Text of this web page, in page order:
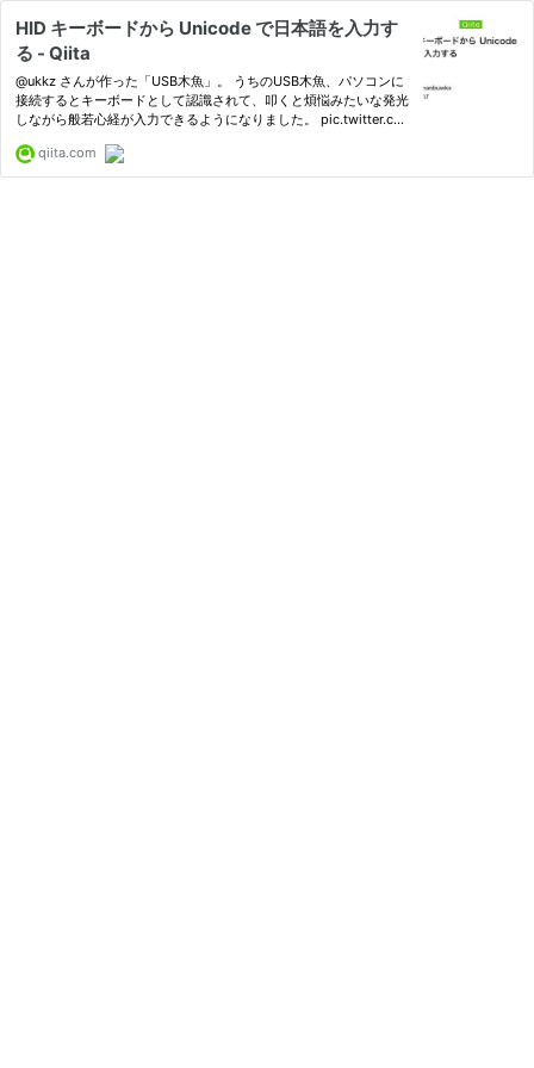
HID キーボードから Unicode で日本語を入力す
る - Qiita
@ukkz さんが作った「USB木魚」。 うちのUSB木魚、パソコンに
接続するとキーボードとして認識されて、叩くと煩悩みたいな発光
しながら般若心経が入力できるようになりました。 pic.twitter.co
qiita.com